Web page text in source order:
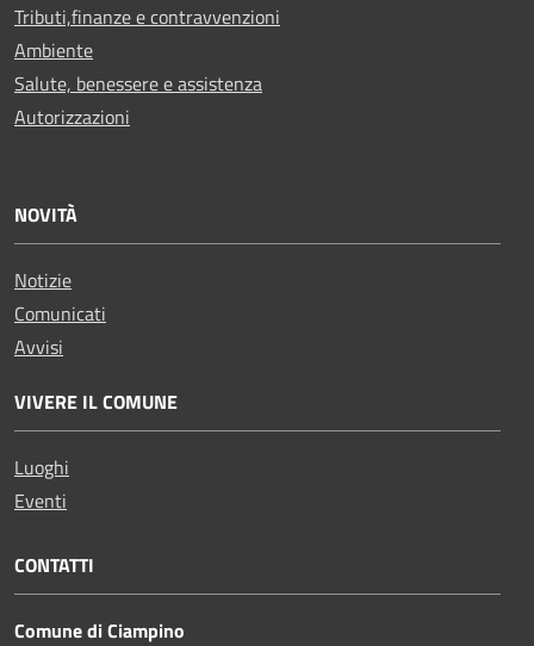
Tributi,finanze e contravvenzioni
Ambiente
Salute, benessere e assistenza
Autorizzazioni
NOVITÀ
Notizie
Comunicati
Avvisi
VIVERE IL COMUNE
Luoghi
Eventi
CONTATTI
Comune di Ciampino